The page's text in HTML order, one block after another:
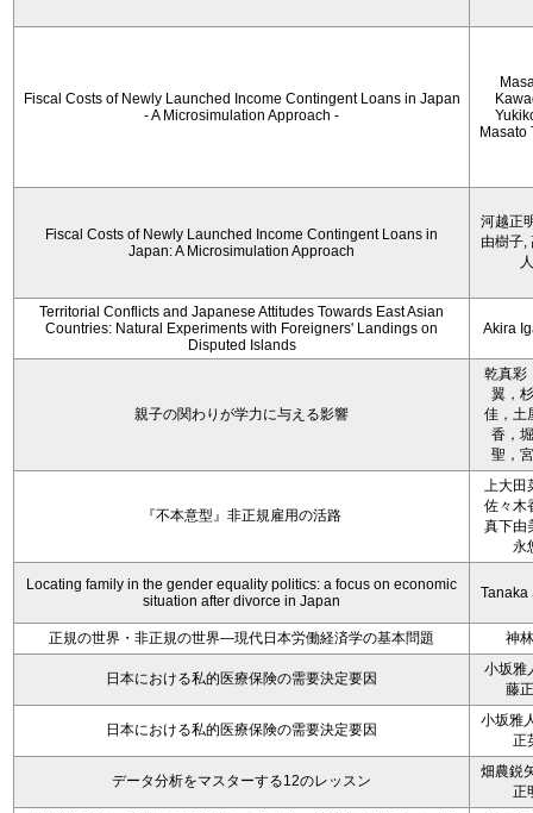
Fiscal Costs of Newly Launched Income Contingent Loans in Japan
- A Microsimulation Approach -
Masato
Fiscal Costs of Newly Launched Income Contingent Loans in
Japan: A Microsimulation Approach
河越正
由樹子,
人
Territorial Conflicts and Japanese Attitudes Towards East Asian
Countries: Natural Experiments with Foreigners' Landings on
Disputed Islands
Akira
親子の関わりが学力に与える影響
乾真彩
翼，
佳，土
香，
聖，
『不本意型』非正規雇用の活路
上大田
佐々木
真下由
永
Locating family in the gender equality politics: a focus on economic
situation after divorce in Japan
Tanaka
正規の世界・非正規の世界―現代日本労働経済学の基本問題 神
日本における私的医療保険の需要決定要因
小坂雅
藤
日本における私的医療保険の需要決定要因
小坂雅
正
データ分析をマスターする12のレッスン
畑農鋭
正